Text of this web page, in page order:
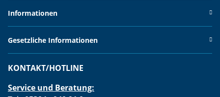
Informationen
Gesetzliche Informationen
KONTAKT/HOTLINE
Service und Beratung: